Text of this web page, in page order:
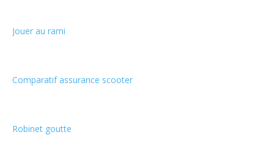
Jouer au rami
Comparatif assurance scooter
Robinet goutte